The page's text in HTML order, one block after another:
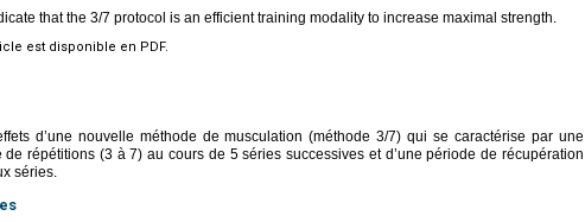
that the 3/7 protocol is an efficient training modality to increase maximal strength.
est disponible en PDF.
d’une nouvelle méthode de musculation (méthode 3/7) qui se caractérise par une
répétitions (3 à 7) au cours de 5 séries successives et d’une période de récupération
séries.